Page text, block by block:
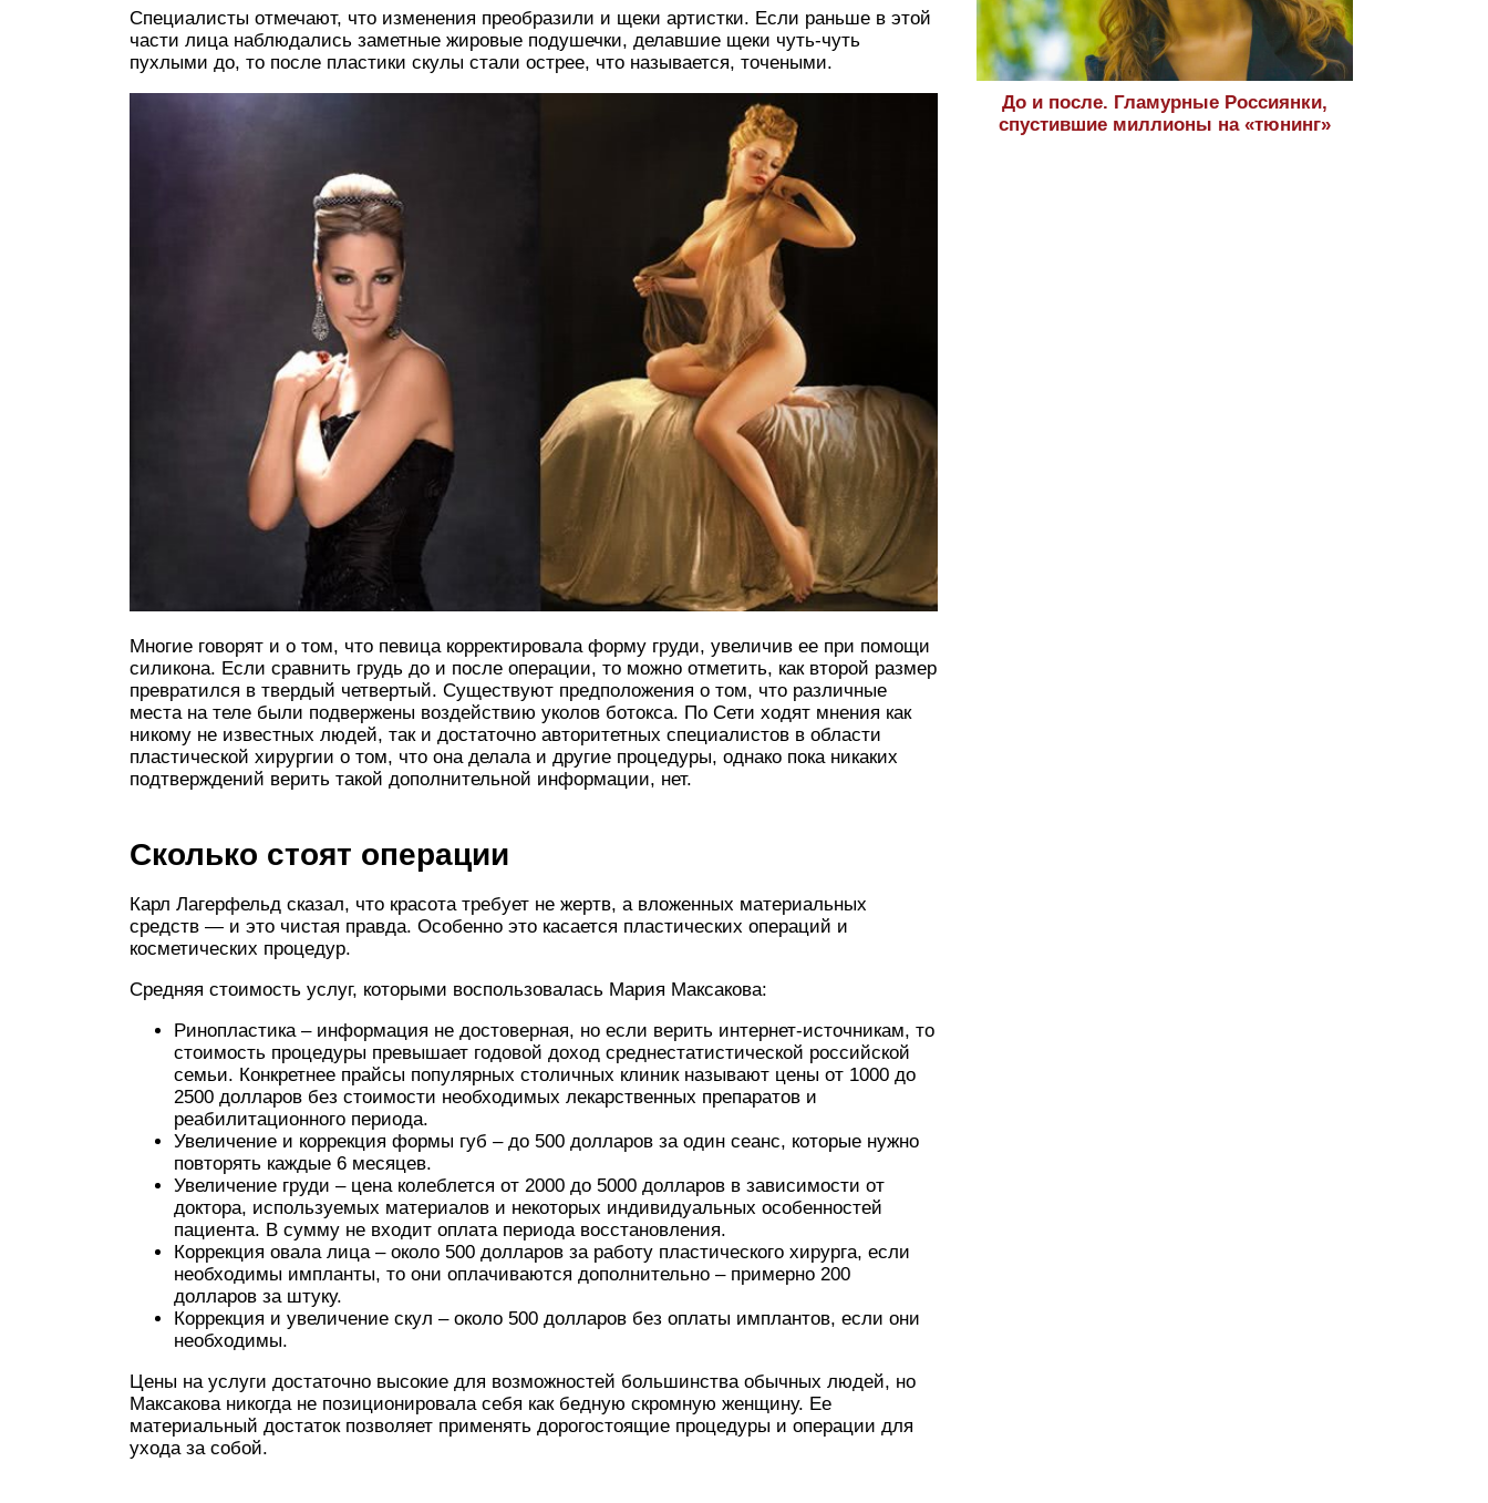
Специалисты отмечают, что изменения преобразили и щеки артистки. Если раньше в этой
части лица наблюдались заметные жировые подушечки, делавшие щеки чуть-чуть
пухлыми до, то после пластики скулы стали острее, что называется, точеными.
Многие говорят и о том, что певица корректировала форму груди, увеличив ее при помощи
силикона. Если сравнить грудь до и после операции, то можно отметить, как второй размер
превратился в твердый четвертый. Существуют предположения о том, что различные
места на теле были подвержены воздействию уколов ботокса. По Сети ходят мнения как
никому не известных людей, так и достаточно авторитетных специалистов в области
пластической хирургии о том, что она делала и другие процедуры, однако пока никаких
подтверждений верить такой дополнительной информации, нет.
Сколько стоят операции
Карл Лагерфельд сказал, что красота требует не жертв, а вложенных материальных
средств — и это чистая правда. Особенно это касается пластических операций и
косметических процедур.
Средняя стоимость услуг, которыми воспользовалась Мария Максакова:
Ринопластика – информация не достоверная, но если верить интернет-источникам, то
стоимость процедуры превышает годовой доход среднестатистической российской
семьи. Конкретнее прайсы популярных столичных клиник называют цены от 1000 до
2500 долларов без стоимости необходимых лекарственных препаратов и
реабилитационного периода.
Увеличение и коррекция формы губ – до 500 долларов за один сеанс, которые нужно
повторять каждые 6 месяцев.
Увеличение груди – цена колеблется от 2000 до 5000 долларов в зависимости от
доктора, используемых материалов и некоторых индивидуальных особенностей
пациента. В сумму не входит оплата периода восстановления.
Коррекция овала лица – около 500 долларов за работу пластического хирурга, если
необходимы импланты, то они оплачиваются дополнительно – примерно 200
долларов за штуку.
Коррекция и увеличение скул – около 500 долларов без оплаты имплантов, если они
необходимы.
Цены на услуги достаточно высокие для возможностей большинства обычных людей, но
Максакова никогда не позиционировала себя как бедную скромную женщину. Ее
материальный достаток позволяет применять дорогостоящие процедуры и операции для
ухода за собой.
До и после. Гламурные Россиянки,
спустившие миллионы на «тюнинг»